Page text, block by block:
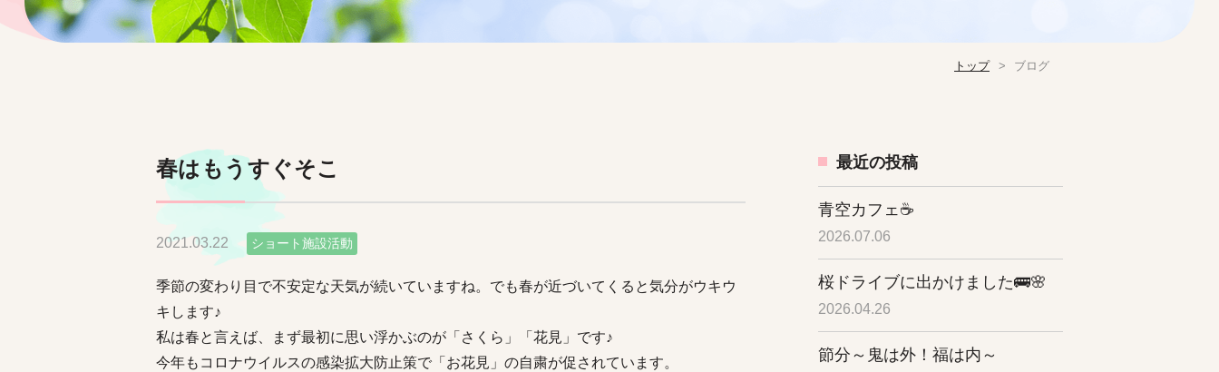
トップ ブログ
春はもうすぐそこ
2021.03.22 ショート施設活動
季節の変わり目で不安定な天気が続いていますね。でも春が近づいてくると気分がウキウ
キします♪
私は春と言えば、まず最初に思い浮かぶのが「さくら」「花見」です♪
今年もコロナウイルスの感染拡大防止策で「お花見」の自粛が促されています。
最近の投稿
青空カフェ☕
2026.07.06
桜ドライブに出かけました🚌🌸
2026.04.26
節分～鬼は外！福は内～